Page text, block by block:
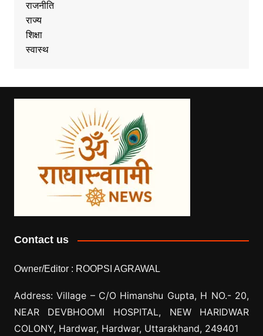
राजनीति
राज्य
शिक्षा
स्वास्थ
Contact us
Owner/Editor : ROOPSI AGRAWAL
Address: Village – C/O Himanshu Gupta, H NO.- 20,
NEAR DEVBHOOMI HOSPITAL, NEW HARIDWAR
COLONY, Hardwar, Hardwar, Uttarakhand, 249401